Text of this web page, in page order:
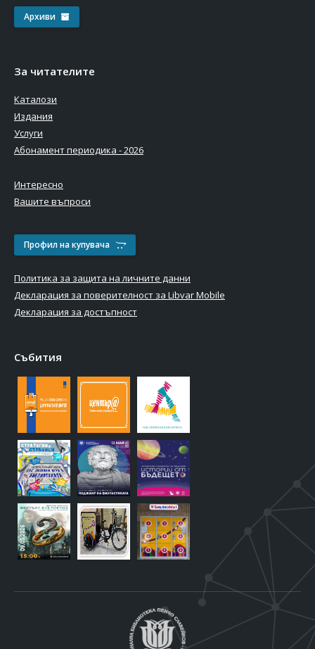
Архиви
За читателите
Каталози
Издания
Услуги
Абонамент периодика - 2026
Интересно
Вашите въпроси
Профил на купувача
Политика за защита на личните данни
Декларация за поверителност за Libvar Mobile
Декларация за достъпност
Събития